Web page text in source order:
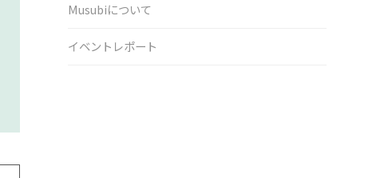
Musubiについて
イベントレポート